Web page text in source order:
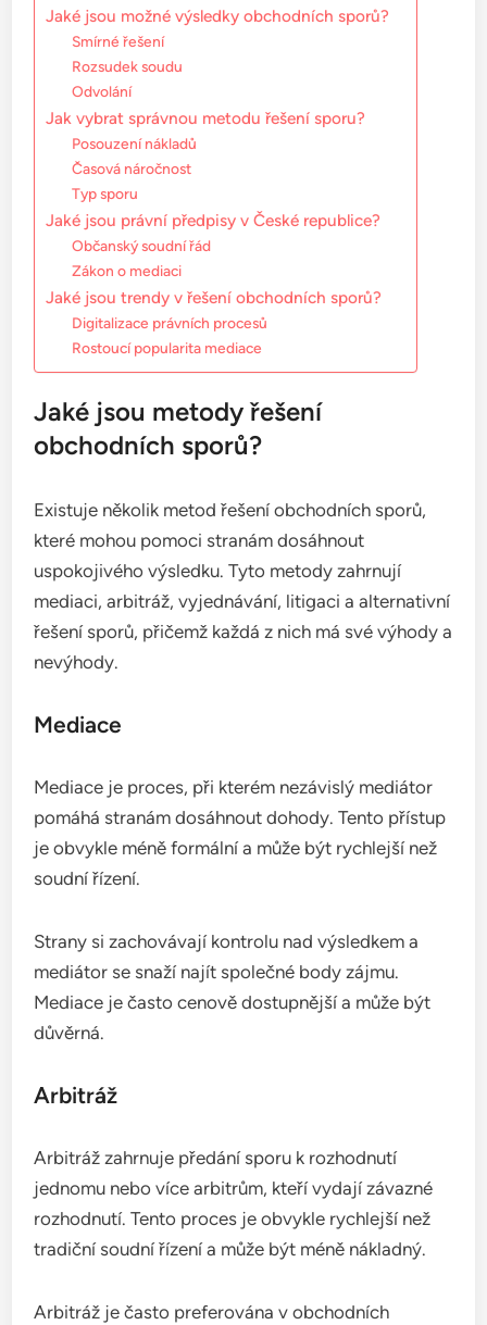
Jaké jsou možné výsledky obchodních sporů?
Smírné řešení
Rozsudek soudu
Odvolání
Jak vybrat správnou metodu řešení sporu?
Posouzení nákladů
Časová náročnost
Typ sporu
Jaké jsou právní předpisy v České republice?
Občanský soudní řád
Zákon o mediaci
Jaké jsou trendy v řešení obchodních sporů?
Digitalizace právních procesů
Rostoucí popularita mediace
Jaké jsou metody řešení
obchodních sporů?
Existuje několik metod řešení obchodních sporů,
které mohou pomoci stranám dosáhnout
uspokojivého výsledku. Tyto metody zahrnují
mediaci, arbitráž, vyjednávání, litigaci a alternativní
řešení sporů, přičemž každá z nich má své výhody a
nevýhody.
Mediace
Mediace je proces, při kterém nezávislý mediátor
pomáhá stranám dosáhnout dohody. Tento přístup
je obvykle méně formální a může být rychlejší než
soudní řízení.
Strany si zachovávají kontrolu nad výsledkem a
mediátor se snaží najít společné body zájmu.
Mediace je často cenově dostupnější a může být
důvěrná.
Arbitráž
Arbitráž zahrnuje předání sporu k rozhodnutí
jednomu nebo více arbitrům, kteří vydají závazné
rozhodnutí. Tento proces je obvykle rychlejší než
tradiční soudní řízení a může být méně nákladný.
Arbitráž je často preferována v obchodních